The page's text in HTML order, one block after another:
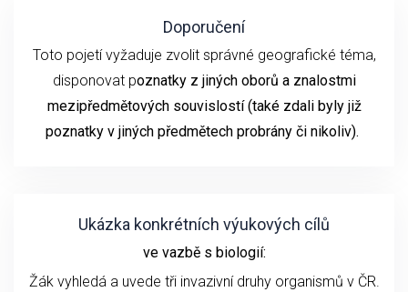
Doporučení
Toto pojetí vyžaduje zvolit správné geografické téma,
disponovat poznatky z jiných oborů a znalostmi
mezipředmětových souvislostí (také zdali byly již
poznatky v jiných předmětech probrány či nikoliv).
Ukázka konkrétních výukových cílů
ve vazbě s biologií:
Žák vyhledá a uvede tři invazivní druhy organismů v ČR.